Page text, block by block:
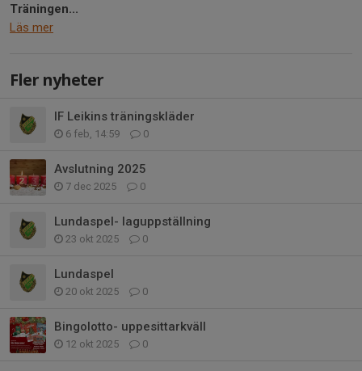
Träningen...
Läs mer
Fler nyheter
IF Leikins träningskläder
6 feb, 14:59 0
Avslutning 2025
7 dec 2025 0
Lundaspel- laguppställning
23 okt 2025 0
Lundaspel
20 okt 2025 0
Bingolotto- uppesittarkväll
12 okt 2025 0